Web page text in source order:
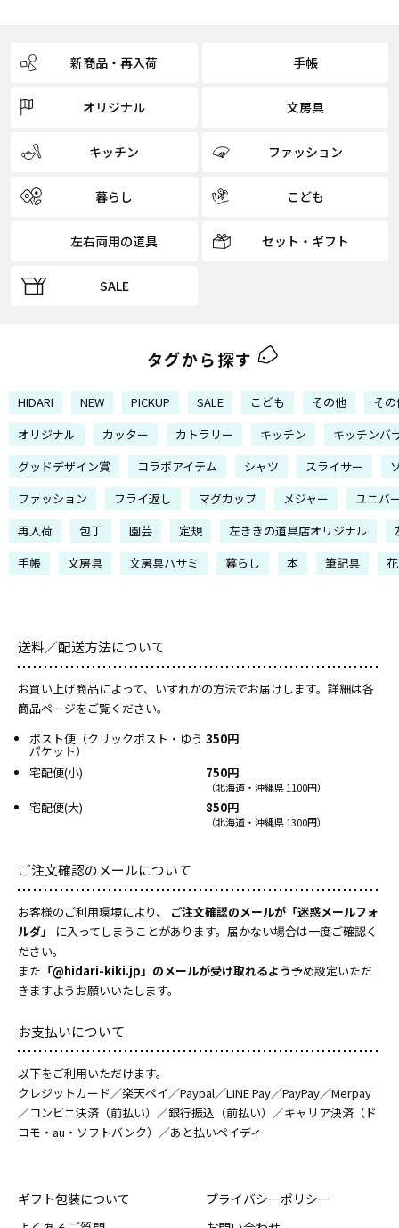
新商品・再入荷 手帳
オリジナル 文房具
キッチン ファッション
暮らし こども
左右両用の道具 セット・ギフト
SALE
タグから探す
HIDARI NEW PICKUP SALE こども その他
そ
オリジナル
カッター カトラリー キッチン
キッチンバ
グッドデザイン賞
コラボアイテム シャツ スライサー
ファッション
フライ返し マグカップ メジャー
ユニバ
再入荷
包丁 園芸 定規 左ききの道具店オリジナル
手帳
文房具 文房具ハサミ 暮らし 本 筆記具
送料／配送方法について
お買い上げ商品によって、いずれかの方法でお届けします。詳細は各
商品ページをご覧ください。
ポスト便（クリックポスト・ゆう
パケット）
350円
宅配便(小) 750円
（北海道・沖縄県 1100円）
宅配便(大) 850円
（北海道・沖縄県 1300円）
ご注文確認のメールについて
お客様のご利用環境により、
ご注文確認のメールが「迷惑メールフォ
ルダ」
に入ってしまうことがあります。届かない場合は一度ご確認く
ださい。
また 「@hidari-kiki.jp」のメールが受け取れるよう予め設定いただ
きますようお願いいたします。
お支払いについて
以下をご利用いただけます。
クレジットカード／楽天ペイ／Paypal／LINE Pay／PayPay／Merpay
／コンビニ決済（前払い）／銀行振込（前払い）／キャリア決済（ド
コモ・au・ソフトバンク）／あと払いペイディ
ギフト包装について
プライバシーポリシー